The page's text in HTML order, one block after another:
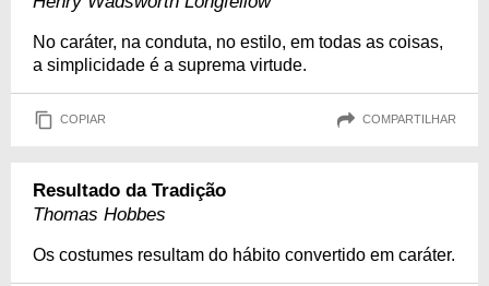
No caráter, na conduta, no estilo, em todas as coisas,
a simplicidade é a suprema virtude.
COPIAR COMPARTILHAR
Resultado da Tradição
Thomas Hobbes
Os costumes resultam do hábito convertido em caráter.